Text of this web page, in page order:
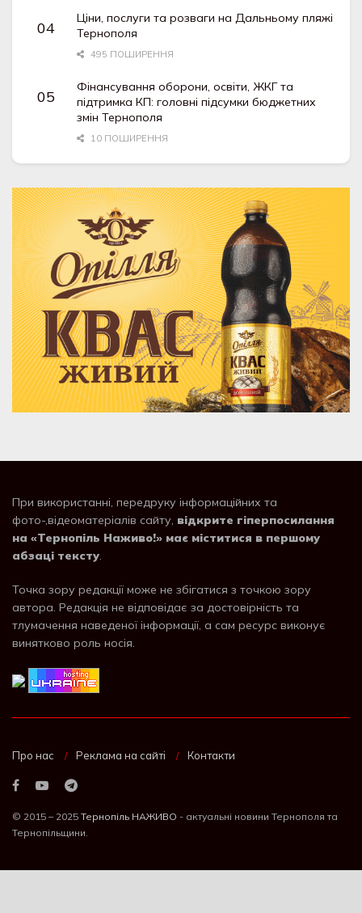
Ціни, послуги та розваги на Дальньому пляжі
Тернополя
495 ПОШИРЕННЯ
Фінансування оборони, освіти, ЖКГ та
підтримка КП: головні підсумки бюджетних
змін Тернополя
10 ПОШИРЕННЯ
При використанні, передруку інформаційних та
фото-,відеоматеріалів сайту, відкрите гіперпосилання
на «Тернопіль Наживо!» має міститися в першому
абзаці тексту.
Точка зору редакції може не збігатися з точкою зору
автора. Редакція не відповідає за достовірність та
тлумачення наведеної інформації, а сам ресурс виконує
винятково роль носія.
Про нас Реклама на сайті Контакти
© 2015 – 2025 Тернопіль НАЖИВО - актуальні новини Тернополя та
Тернопільщини.